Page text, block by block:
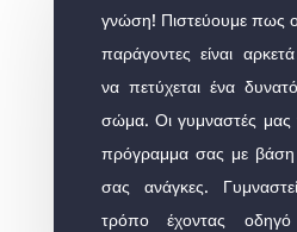
γνώση! Πιστεύουμε πως
παράγοντες είναι
να πετύχεται ένα
σώμα. Οι γυμναστές
πρόγραμμα σας με βάση
σας ανάγκες.
τρόπο έχοντας